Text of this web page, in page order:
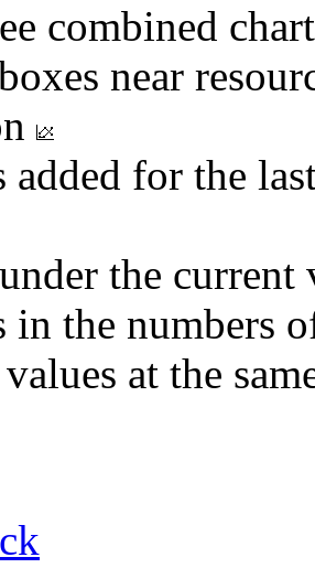
combined
near
added for the
the
in the numbers
at the